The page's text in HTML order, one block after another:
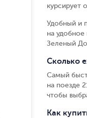
курсирует
Удобный и
на
Зеленый
Сколько
Самый
на поезде
чтобы
Как